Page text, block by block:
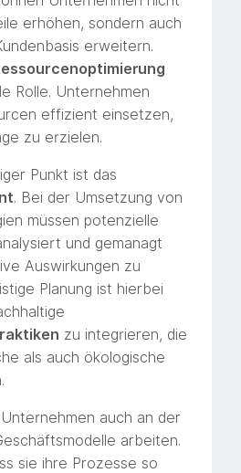
erhöhen, sondern auch
erweitern.
Rolle. Unternehmen
effizient einsetzen,
zu erzielen.
Punkt ist das
. Bei der Umsetzung von
müssen potenzielle
und gemanagt
Auswirkungen zu
Planung ist hierbei
zu integrieren, die
als auch ökologische
auch an der
arbeiten.
sie ihre Prozesse so